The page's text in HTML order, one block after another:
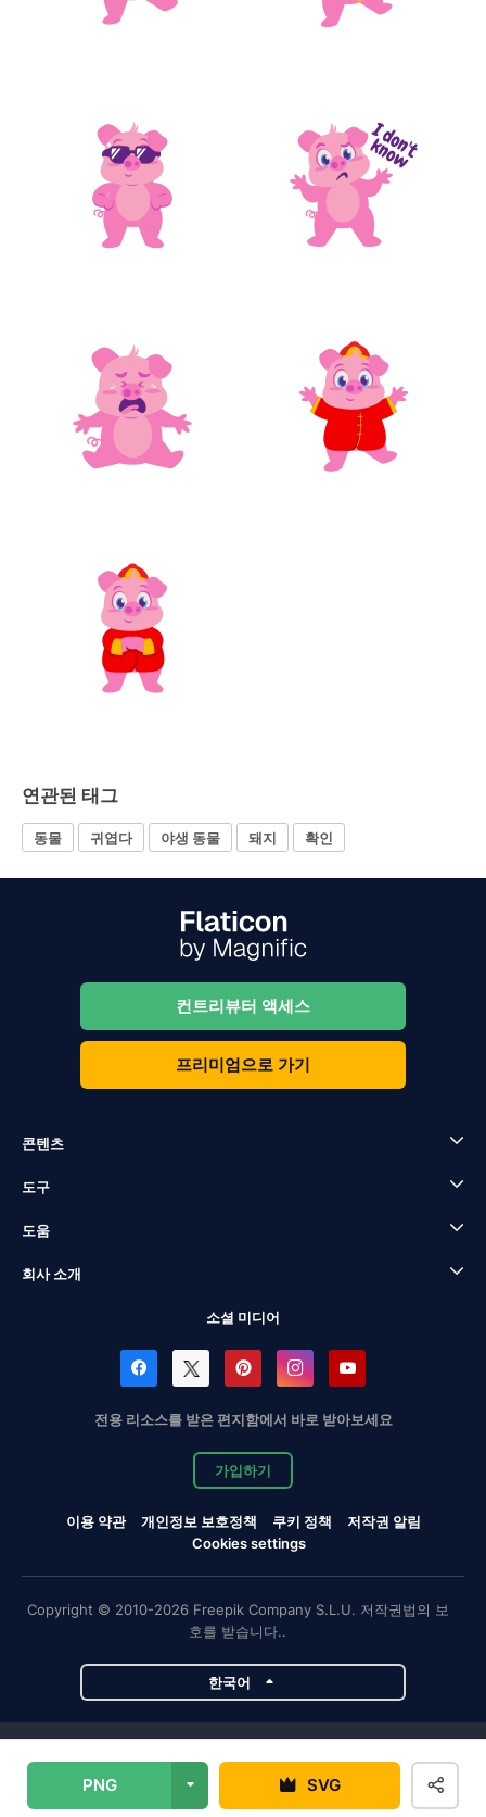
PNG SVG
연관된 태그
동물 귀엽다 야생 동물 돼지 확인
컨트리뷰터 액세스
프리미엄으로 가기
콘텐츠
도구
도움
회사 소개
소셜 미디어
전용 리소스를 받은 편지함에서 바로 받아보세요
가입하기
이용 약관 개인정보 보호정책 쿠키 정책
저작권 알림
Cookies settings
Copyright © 2010-2026 Freepik Company S.L.U. 저작권법의 보
호를 받습니다..
한국어